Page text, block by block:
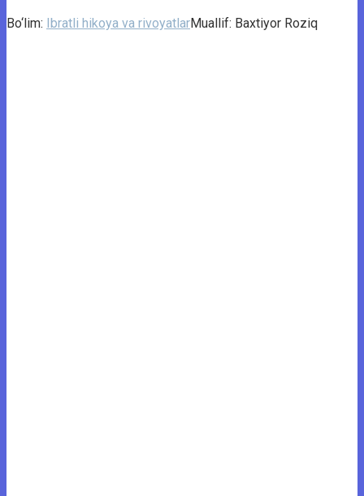
Bo‘lim: Ibratli hikoya va rivoyatlarMuallif: Baxtiyor Roziq